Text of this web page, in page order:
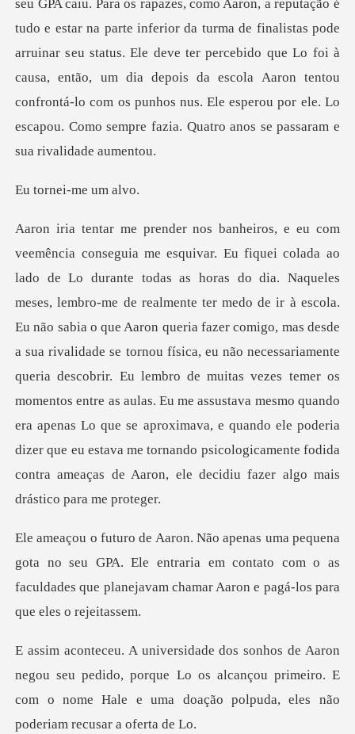
seu GPA caiu. Para os rapazes, como Aaron, a reputação é
tudo e estar na parte inferior da turma de finalistas pode
arruinar s
ei-me u
ola.
Eu não sabia o que Aaron queria fazer comigo, mas desde
a sua rivalidade se tornou física, eu não necessariamente
queria descobrir. Eu lembro de muitas vezes temer os
momentos entre as aulas. Eu me assu
o seu GPA. Ele entraria em contato com o as
faculdades que p
eu pedido, porque Lo os alcançou primeiro. E
com o nome Hale